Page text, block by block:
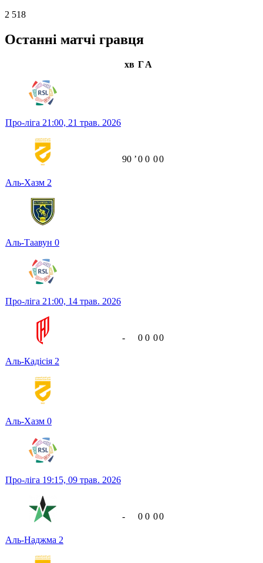
2 518
Останні матчі гравця
хв ГА
Про-ліга 21:00, 21 трав. 2026
Аль-Хазм 2
Аль-Таавун 0
90 ʼ0 0 00
Про-ліга 21:00, 14 трав. 2026
Аль-Кадісія 2
Аль-Хазм 0
- 0 0 00
Про-ліга 19:15, 09 трав. 2026
Аль-Наджма 2
- 0 0 00